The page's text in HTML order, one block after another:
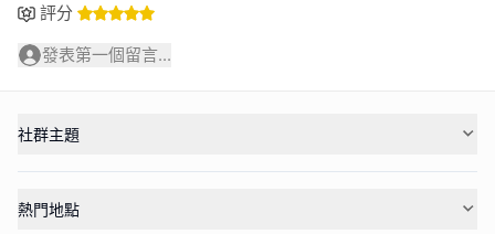
評分
發表第一個留言...
社群主題
熱門地點